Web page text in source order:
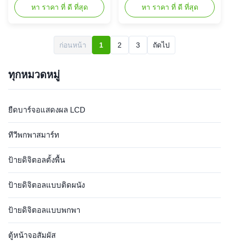
interactive whiteboard
specification: Panel type 86
Area 195*1066mm(H*V) Show
ratio 16:9 Backlight LED
backlight Resolution
Brightness 400 cd/m² optional
Contrast ...
หา ราคา ที่ ดี ที่สุด
meeting room Hot selling
points among the market: 1.
whiteboard, projector, TV,
speaker, advertising machine,
multifunction in one
หา ราคา ที่ ดี ที่สุด
ก่อนหน้า 1 2 3 ถัดไป
ทุกหมวดหมู่
ยืดบาร์จอแสดงผล LCD
ทีวีพกพาสมาร์ท
ป้ายดิจิตอลตั้งพื้น
ป้ายดิจิตอลแบบติดผนัง
ป้ายดิจิตอลแบบพกพา
ตู้หน้าจอสัมผัส